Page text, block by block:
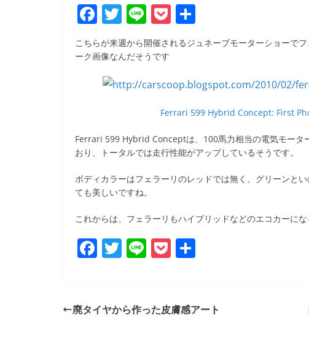
F
a
c
e
b
o
k
T
w
itt
Li
n
e
P
o
ck
有
こちらが来週から開催されるジュネーブモーターショーで
ーク画像なんだそうです
Ferrari 599 Hybrid Concept: First
Ferrari 599 Hybrid Conceptは、100馬力相当の電気モータ
おり、トータルでは走行性能がアップしているそうです。
ボディカラーはフェラーリのレッドでは無く、グリーンと
ても美しいですね。
これからは、フェラーリもハイブリッドなどのエコカーに
F
e
T
er
Li P
et
廃タイヤから作った皮膚感アート